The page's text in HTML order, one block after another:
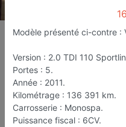
JDC
Mérignac
Favori
Modèle présenté ci-contre :
Version : 2.0 TDI 110
Portes : 5.
Année : 2011.
Kilométrage : 136 391 km.
Carrosserie : Monospa.
Puissance fiscal : 6CV.